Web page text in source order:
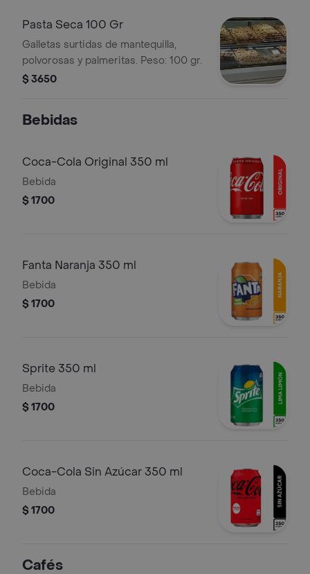
Pasta Seca 100 Gr
Galletas surtidas de mantequilla,
polvorosas y palmeritas. Peso: 100 gr.
$ 3650
Bebidas
Coca-Cola Original 350 ml
Bebida
$ 1700
Fanta Naranja 350 ml
Bebida
$ 1700
Sprite 350 ml
Bebida
$ 1700
Coca-Cola Sin Azúcar 350 ml
Bebida
$ 1700
Cafés